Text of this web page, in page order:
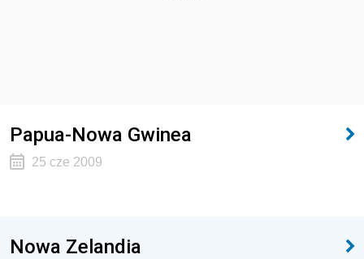
Papua-Nowa Gwinea
25 cze 2009
Nowa Zelandia